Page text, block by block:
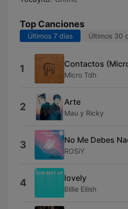
Top Canciones
Últimos 7 días Últimos 30
1 Contactos
Micro Tdh
2 Arte
Mau y Ricky
3 No Me Debes
ROSiY
4 lovely
Billie Eilish